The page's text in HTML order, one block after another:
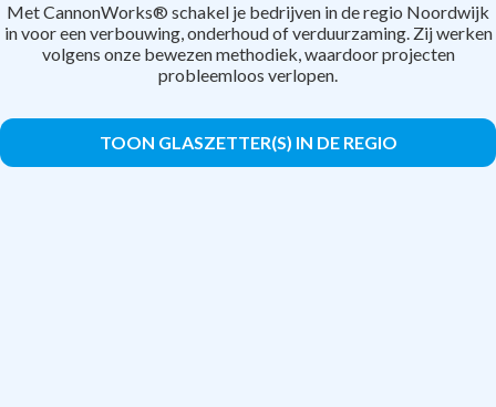
Met CannonWorks® schakel je bedrijven in de regio Noordwijk
in voor een verbouwing, onderhoud of verduurzaming. Zij werken
volgens onze bewezen methodiek, waardoor projecten
probleemloos verlopen.
TOON GLASZETTER(S) IN DE REGIO